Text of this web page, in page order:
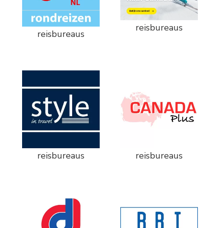
reisbureaus
reisbureaus
reisbureaus reisbureaus